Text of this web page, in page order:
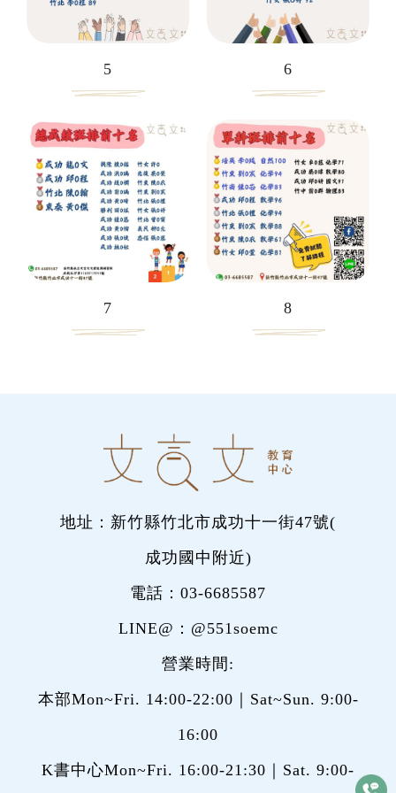
5 6
7 8
地址：新竹縣竹北市成功十一街47號(
成功國中附近)
電話： 03-6685587
LINE@： @551soemc
營業時間:
本部Mon~Fri. 14:00-22:00｜Sat~Sun. 9:00-
16:00
K書中心Mon~Fri. 16:00-21:30｜Sat. 9:00-